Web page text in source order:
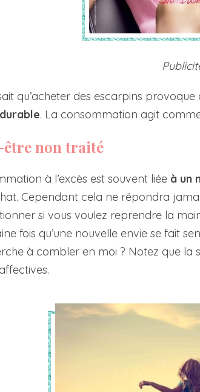
qu’acheter des escarpins
. La consommation agit
être non traité
à l’excès est souvent liée à un
Cependant cela ne répondra
si vous voulez reprendre la
fois qu’une nouvelle envie se fait
à combler en moi ? Notez que la